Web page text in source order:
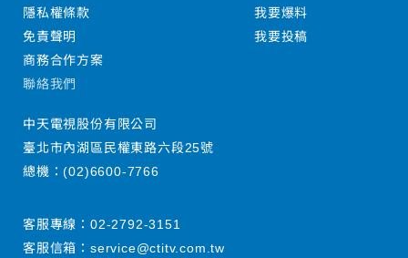
隱私權條款
免責聲明
商務合作方案
我要爆料
我要投稿
聯絡我們
中天電視股份有限公司
臺北市內湖區民權東路六段25號
總機：(02)6600-7766
客服專線： 02-2792-3151
客服信箱： service@ctitv.com.tw